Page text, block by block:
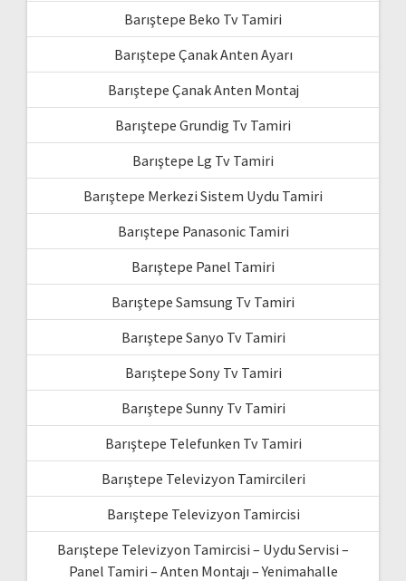
Barıştepe Beko Tv Tamiri
Barıştepe Çanak Anten Ayarı
Barıştepe Çanak Anten Montaj
Barıştepe Grundig Tv Tamiri
Barıştepe Lg Tv Tamiri
Barıştepe Merkezi Sistem Uydu Tamiri
Barıştepe Panasonic Tamiri
Barıştepe Panel Tamiri
Barıştepe Samsung Tv Tamiri
Barıştepe Sanyo Tv Tamiri
Barıştepe Sony Tv Tamiri
Barıştepe Sunny Tv Tamiri
Barıştepe Telefunken Tv Tamiri
Barıştepe Televizyon Tamircileri
Barıştepe Televizyon Tamircisi
Barıştepe Televizyon Tamircisi – Uydu Servisi –
Panel Tamiri – Anten Montajı – Yenimahalle